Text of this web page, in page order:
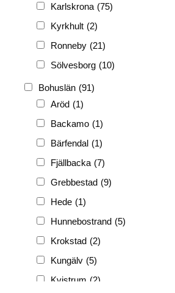
Karlskrona (75)
Kyrkhult (2)
Ronneby (21)
Sölvesborg (10)
Bohuslän (91)
Aröd (1)
Backamo (1)
Bärfendal (1)
Fjällbacka (7)
Grebbestad (9)
Hede (1)
Hunnebostrand (5)
Krokstad (2)
Kungälv (5)
Kvistrum (2)